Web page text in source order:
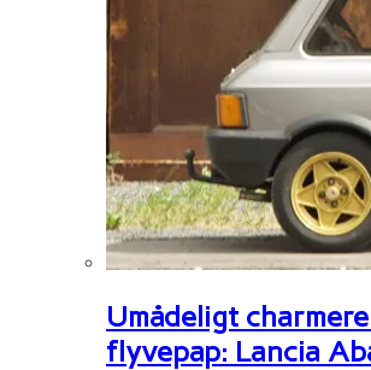
Umådeligt
flyvepap: Lancia